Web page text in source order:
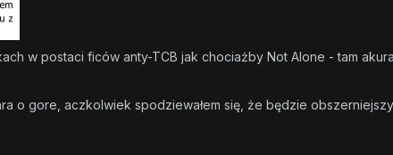
w postaci ficów anty-TCB jak chociażby Not Alone - tam
o gore, aczkolwiek spodziewałem się, że będzie